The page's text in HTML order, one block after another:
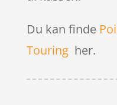
Du kan finde
Touringher.